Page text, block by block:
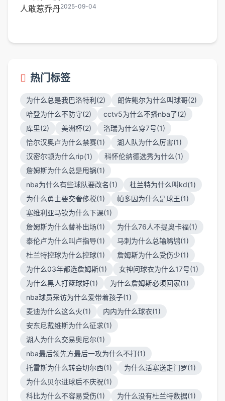
2025-09-04
热门标签
为什么总是我巴洛特利(2)
朗佐鲍尔为什么叫球哥(2)
哈登为什么不防守(2)
cctv5为什么不播nba了(2)
库里(2)
美洲杯(2)
洛瑞为什么穿7号(1)
恰尔汉奥卢为什么禁赛(1)
湖人队为什么厉害(1)
汉密尔顿为什么rip(1)
科怀伦纳德选秀为什么(1)
詹姆斯为什么总是甩锅(1)
nba为什么有些球队要改名(1)
杜兰特为什么叫kd(1)
为什么勇士要交奢侈税(1)
帕多因为什么是球王(1)
塞维利亚马钦为什么下课(1)
詹姆斯为什么替补出场(1)
为什么76人不提奥卡福(1)
泰伦卢为什么叫卢指导(1)
马刺为什么总输鹈鹕(1)
杜兰特控球为什么控球(1)
詹姆斯为什么受伤少(1)
为什么03年都选詹姆斯(1)
女神问球衣为什么17号(1)
为什么黑人打篮球好(1)
为什么詹姆斯必须回家(1)
nba球员采访为什么爱带着孩子(1)
麦迪为什么这么火(1)
内内为什么球衣(1)
安东尼戴维斯为什么征求(1)
湖人为什么交易奥尼尔(1)
nba最后领先方最后一攻为什么不打(1)
托雷斯为什么转会切尔西(1)
为什么活塞送走门罗(1)
为什么贝尔进球后不庆祝(1)
科比为什么不容易受伤(1)
为什么没有杜兰特数据(1)